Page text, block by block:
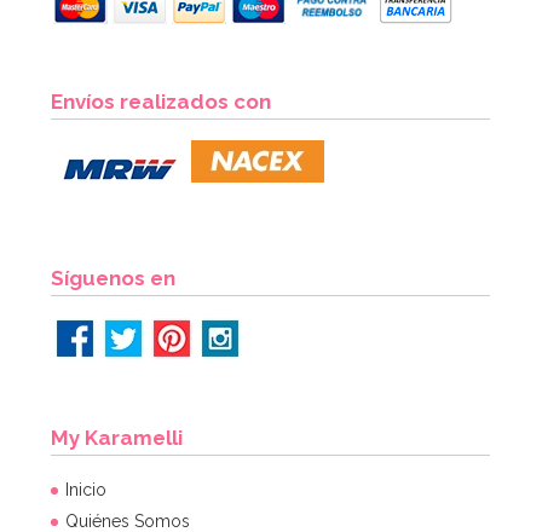
2,20€
Envíos realizados con
Síguenos en
My Karamelli
Inicio
Quiénes Somos